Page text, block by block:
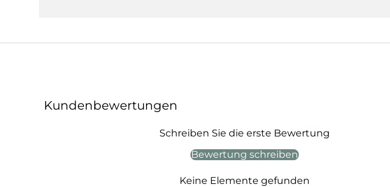
Kundenbewertungen
Schreiben Sie die erste Bewertung
Bewertung schreiben
Keine Elemente gefunden